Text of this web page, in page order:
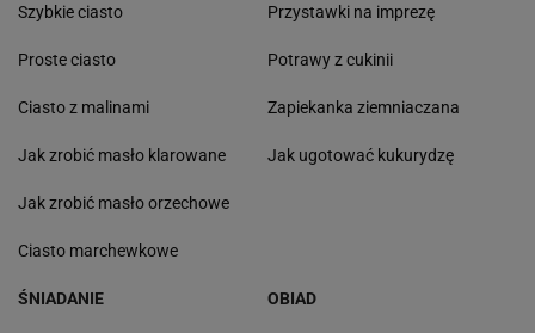
Szybkie ciasto
Proste ciasto
Ciasto z malinami
Jak zrobić masło klarowane
Jak zrobić masło orzechowe
Ciasto marchewkowe
Przystawki na imprezę
Potrawy z cukinii
Zapiekanka ziemniaczana
Jak ugotować kukurydzę
ŚNIADANIE OBIAD